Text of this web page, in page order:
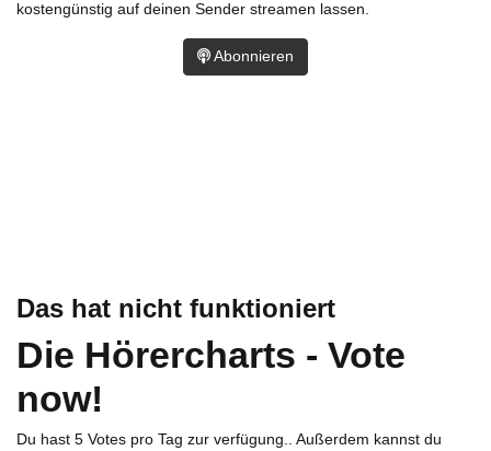
Das hat nicht funktioniert
Die Hörercharts - Vote
now!
Du hast 5 Votes pro Tag zur verfügung.. Außerdem kannst du
kostengünstig auf deinen Sender streamen lassen.
Abonnieren